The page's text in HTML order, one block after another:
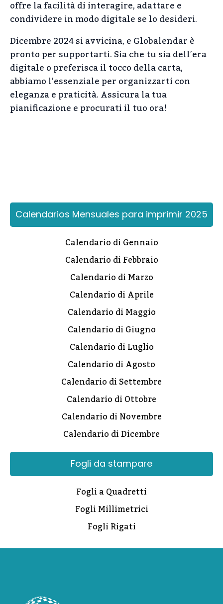
offre la facilità di interagire, adattare e
condividere in modo digitale se lo desideri.
Dicembre 2024 si avvicina, e Globalendar è
pronto per supportarti. Sia che tu sia dell’era
digitale o preferisca il tocco della carta,
abbiamo l’essenziale per organizzarti con
eleganza e praticità. Assicura la tua
pianificazione e procurati il tuo ora!
Calendarios Mensuales para imprimir 2025
Calendario di Gennaio
Calendario di Febbraio
Calendario di Marzo
Calendario di Aprile
Calendario di Maggio
Calendario di Giugno
Calendario di Luglio
Calendario di Agosto
Calendario di Settembre
Calendario di Ottobre
Calendario di Novembre
Calendario di Dicembre
Fogli da stampare
Fogli a Quadretti
Fogli Millimetrici
Fogli Rigati